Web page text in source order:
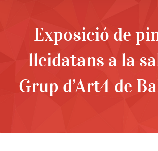
Exposició de
lleidatans a la
Grup d’Art4 de